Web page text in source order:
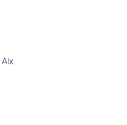
Alx.